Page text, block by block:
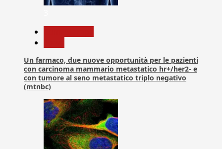
Un farmaco, due nuove opportunità per le pazienti
con carcinoma mammario metastatico hr+/her2- e
con tumore al seno metastatico triplo negativo
(mtnbc)